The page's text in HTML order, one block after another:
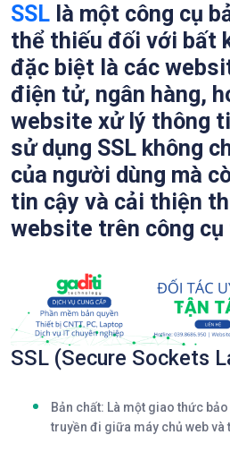
SSL là một công cụ
thể thiếu đối với bất
đặc biệt là các
điện tử, ngân hàng,
website xử lý thông
sử dụng SSL không
của người dùng mà
tin cậy và cải thiện
website trên công
SSL (Secure Sockets
Bản chất: Là một giao thức
truyền đi giữa máy chủ web và